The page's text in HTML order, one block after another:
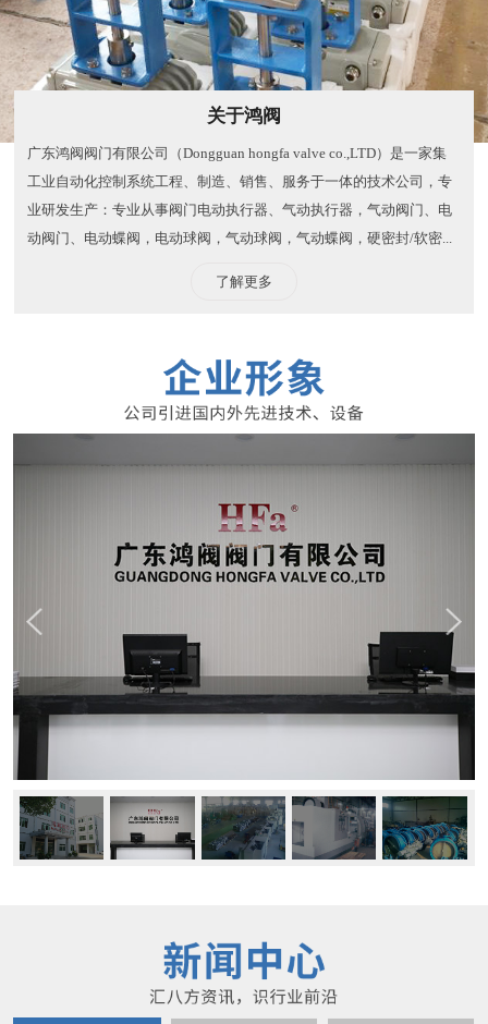
关于鸿阀
广东鸿阀阀门有限公司（Dongguan hongfa valve co.,LTD）是一家集
工业自动化控制系统工程、制造、销售、服务于一体的技术公司，专
业研发生产：专业从事阀门电动执行器、气动执行器，气动阀门、电
动阀门、电动蝶阀，电动球阀，气动球阀，气动蝶阀，硬密封/软密...
了解更多